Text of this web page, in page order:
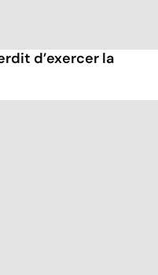
d’exercer la